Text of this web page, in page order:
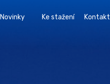
Novinky Ke stažení Kontakt